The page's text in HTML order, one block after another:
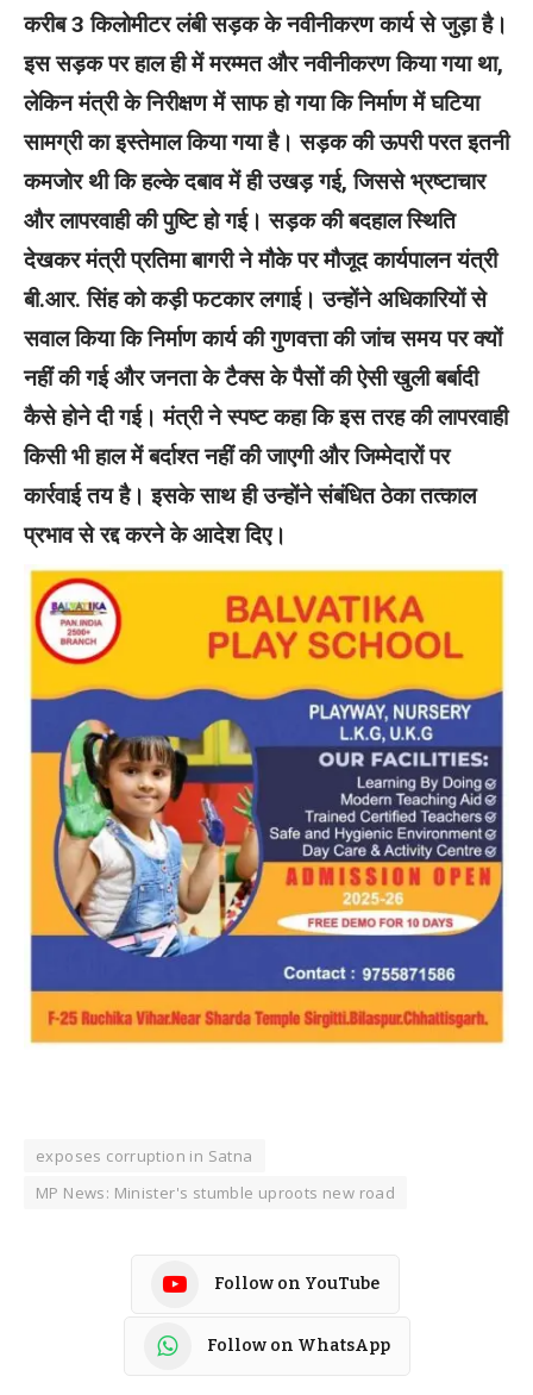
करीब 3 किलोमीटर लंबी सड़क के नवीनीकरण कार्य से जुड़ा है।
इस सड़क पर हाल ही में मरम्मत और नवीनीकरण किया गया था,
लेकिन मंत्री के निरीक्षण में साफ हो गया कि निर्माण में घटिया
सामग्री का इस्तेमाल किया गया है। सड़क की ऊपरी परत इतनी
कमजोर थी कि हल्के दबाव में ही उखड़ गई, जिससे भ्रष्टाचार
और लापरवाही की पुष्टि हो गई। सड़क की बदहाल स्थिति
देखकर मंत्री प्रतिमा बागरी ने मौके पर मौजूद कार्यपालन यंत्री
बी.आर. सिंह को कड़ी फटकार लगाई। उन्होंने अधिकारियों से
सवाल किया कि निर्माण कार्य की गुणवत्ता की जांच समय पर क्यों
नहीं की गई और जनता के टैक्स के पैसों की ऐसी खुली बर्बादी
कैसे होने दी गई। मंत्री ने स्पष्ट कहा कि इस तरह की लापरवाही
किसी भी हाल में बर्दाश्त नहीं की जाएगी और जिम्मेदारों पर
कार्रवाई तय है। इसके साथ ही उन्होंने संबंधित ठेका तत्काल
प्रभाव से रद्द करने के आदेश दिए।
exposes corruption in Satna
MP News: Minister's stumble uproots new road
Follow on YouTube
Follow on WhatsApp